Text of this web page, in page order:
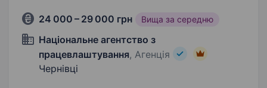
24 000 – 29 000 грн Вища за середню
Національне агентство з
працевлаштування, Агенція
Чернівці